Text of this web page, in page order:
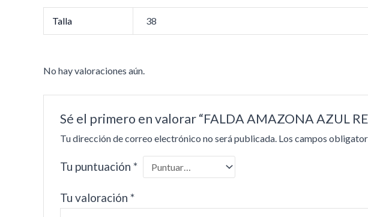
Talla 38
No hay valoraciones aún.
Sé el primero en valorar “FALDA AMAZONA AZUL
Tu dirección de correo electrónico no será publicada. Los campos
Tu puntuación *
Tu valoración *